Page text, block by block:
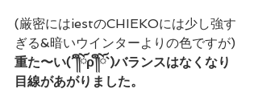
(厳密にはiestのCHIEKOには少し強す
ぎる&暗いウインターよりの色ですが)
重た〜い(´༎ຶོρ༎ຶོ`)バランスはなくなり
目線があがりました。